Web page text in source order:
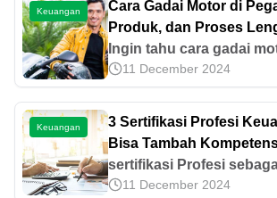
utama agar dapat
ketatnya persaingan
tujuan utama bisnis
banyaknya, tapi juga
mengatur penghasilan
disisihkan untuk modal
usaha. Prinsip tersebut
[&hellip;]
Keuangan
Cara Gadai Motor di
Produk, dan Proses
Ingin tahu cara gadai
Pegadaian? Simak
terbaru seperti Gadai
Kendaraan, hingga
yang mudah dan aman.
11 December 2024
Keuangan
3 Sertifikasi Profesi
Bisa Tambah
sertifikasi Profesi
keuangan sedang
11 December 2024